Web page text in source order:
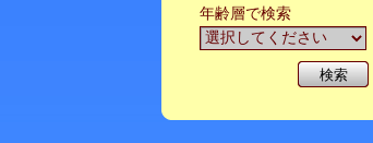
年齢層で検索